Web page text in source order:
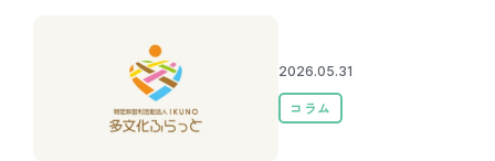
2026.05.31
コラム